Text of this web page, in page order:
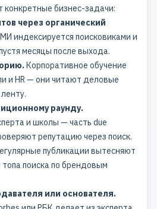
конкретные бизнес-задачи:
через органический
индексируется поисковиками и
месяцы после выхода.
Корпоративное обучение
и HR — они читают деловые
раунду.
и школы — часть due
репутацию через поиск.
публикации вытесняют
поиска по брендовым
или основателя.